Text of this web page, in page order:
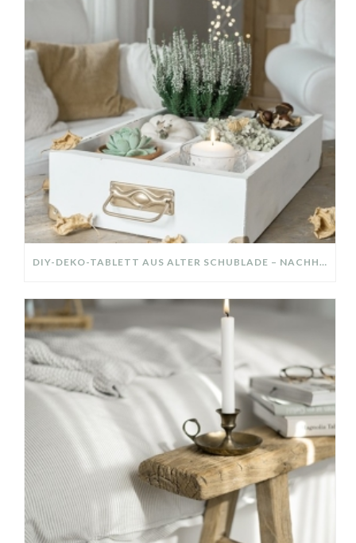
DIY-DEKO-TABLETT AUS ALTER SCHUBLADE – NACHHALTIGE HERBSTDEKO SELBER MACHEN!